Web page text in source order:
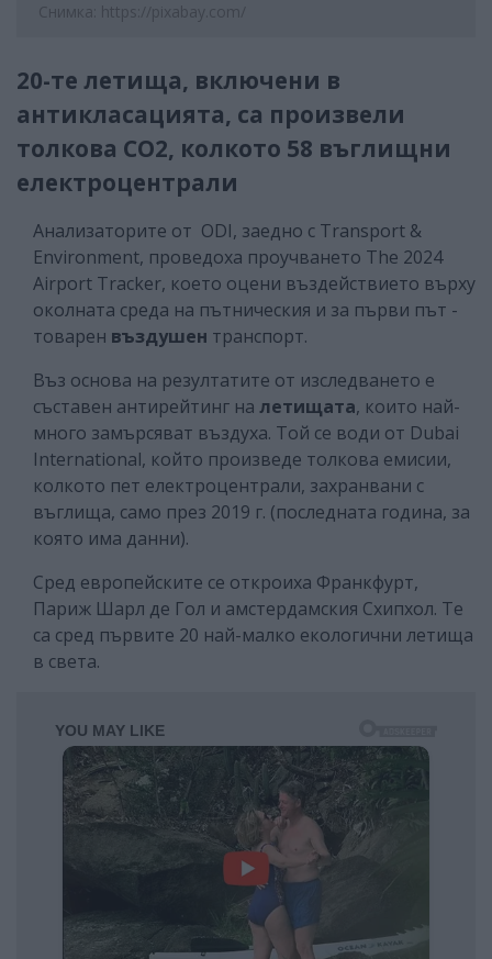
Снимка: https://pixabay.com/
20-те летища, включени в
антикласацията, са произвели
толкова CO2, колкото 58 въглищни
електроцентрали
Анализаторите от ODI, заедно с Transport &
Environment, проведоха проучването The 2024
Airport Tracker, което оцени въздействието върху
околната среда на пътническия и за първи път -
товарен въздушен транспорт.
Въз основа на резултатите от изследването е
съставен антирейтинг на летищата, които най-
много замърсяват въздуха. Той се води от Dubai
International, който произведе толкова емисии,
колкото пет електроцентрали, захранвани с
въглища, само през 2019 г. (последната година, за
която има данни).
Сред европейските се откроиха Франкфурт,
Париж Шарл де Гол и амстердамския Схипхол. Те
са сред първите 20 най-малко екологични летища
в света.